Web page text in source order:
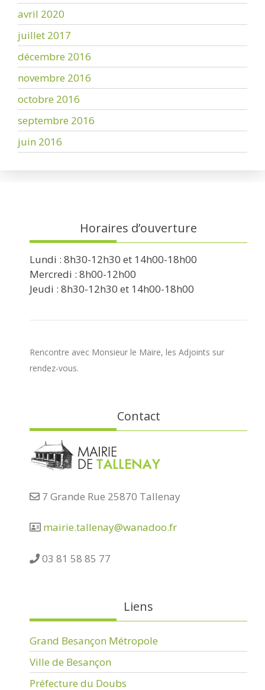
avril 2020
juillet 2017
décembre 2016
novembre 2016
octobre 2016
septembre 2016
juin 2016
Horaires d’ouverture
Lundi : 8h30-12h30 et 14h00-18h00
Mercredi : 8h00-12h00
Jeudi : 8h30-12h30 et 14h00-18h00
Rencontre avec Monsieur le Maire, les Adjoints sur
rendez-vous.
Contact
7 Grande Rue 25870 Tallenay
mairie.tallenay@wanadoo.fr
03 81 58 85 77
Liens
Grand Besançon Métropole
Ville de Besançon
Préfecture du Doubs